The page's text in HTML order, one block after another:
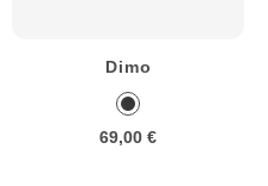
Dimo
69,00 €